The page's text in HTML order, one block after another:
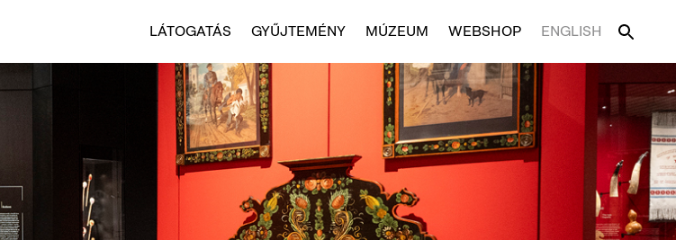
LÁTOGATÁS GYŰJTEMÉNY MÚZEUM WEBSHOP ENGLISH